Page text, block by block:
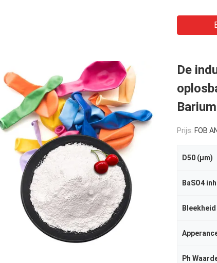
De
Prijs: FOB ANY
D50 (μm)
BaSO4
Bleekheid
Ph